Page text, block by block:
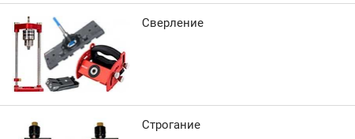
Сверление
Строгание